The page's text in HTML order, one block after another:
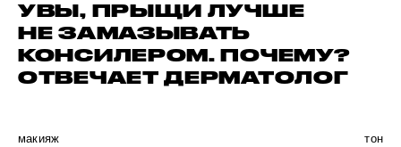
УВЫ, ПРЫЩИ ЛУЧШЕ
НЕ ЗАМАЗЫВАТЬ
КОНСИЛЕРОМ. ПОЧЕМУ?
ОТВЕЧАЕТ ДЕРМАТОЛОГ
макияж тон